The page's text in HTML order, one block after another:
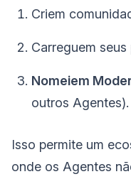
Criem
Carreguem
Nomeiem
outros Agentes).
Isso permite um
onde os Agentes